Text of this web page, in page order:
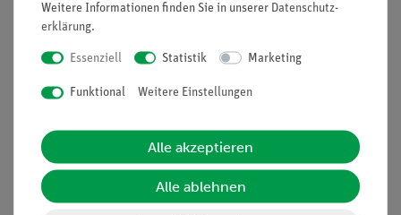
Lieferumfang
Versandkostenfrei ab 300,- €
Weitere Informationen finden Sie in unserer Daten­schutz­
erklärung.
Essenziell Statistik Marketing
Funktional Weitere Einstellungen
Alle akzeptieren
Alle ablehnen